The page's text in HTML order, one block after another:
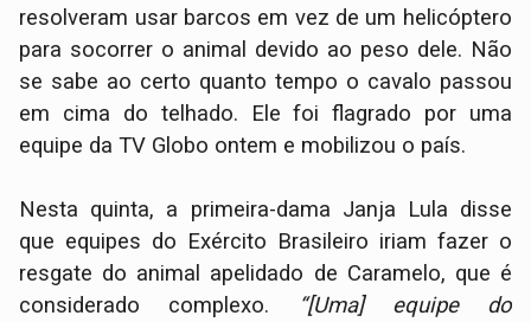
resolveram usar barcos em vez de um helicóptero
para socorrer o animal devido ao peso dele. Não
se sabe ao certo quanto tempo o cavalo passou
em cima do telhado. Ele foi flagrado por uma
equipe da TV Globo ontem e mobilizou o país.
Nesta quinta, a primeira-dama Janja Lula disse
que equipes do Exército Brasileiro iriam fazer o
resgate do animal apelidado de Caramelo, que é
considerado complexo.
“[Uma] equipe do